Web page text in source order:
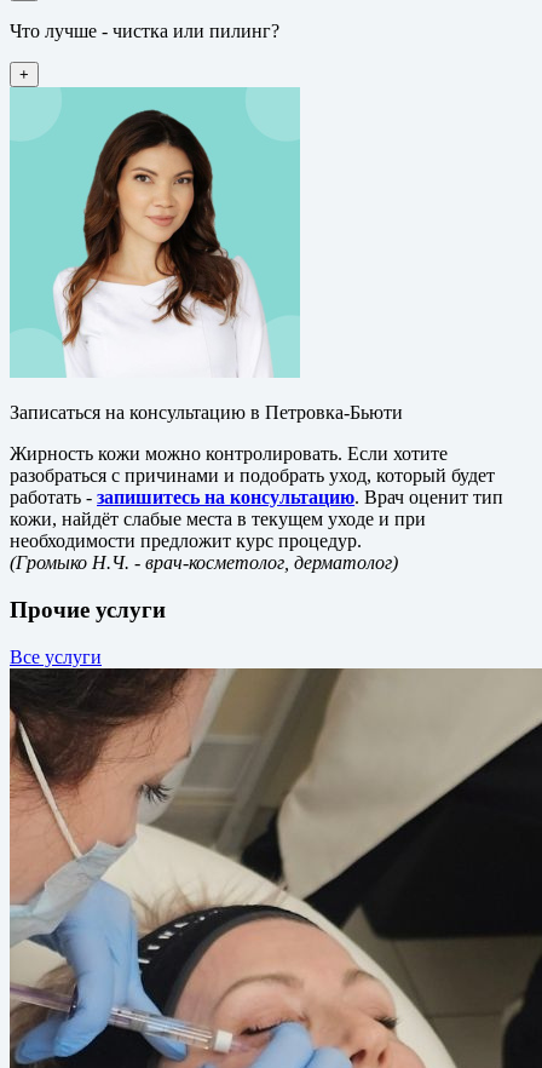
Что лучше - чистка или пилинг?
+
Записаться на консультацию в Петровка-Бьюти
Жирность кожи можно контролировать. Если хотите
разобраться с причинами и подобрать уход, который будет
работать - запишитесь на консультацию. Врач оценит тип
кожи, найдёт слабые места в текущем уходе и при
необходимости предложит курс процедур.
(Громыко Н.Ч. - врач-косметолог, дерматолог)
Прочие услуги
Все услуги